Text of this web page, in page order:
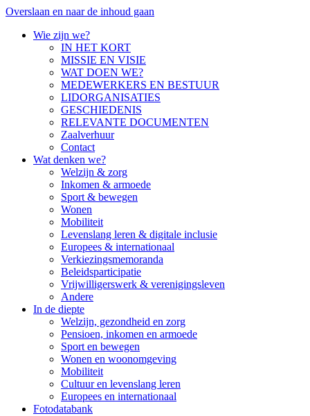
Overslaan en naar de inhoud gaan
Wie zijn we?
IN HET KORT
MISSIE EN VISIE
WAT DOEN WE?
MEDEWERKERS EN BESTUUR
LIDORGANISATIES
GESCHIEDENIS
RELEVANTE DOCUMENTEN
Zaalverhuur
Contact
Wat denken we?
Welzijn & zorg
Inkomen & armoede
Sport & bewegen
Wonen
Mobiliteit
Levenslang leren & digitale inclusie
Europees & internationaal
Verkiezingsmemoranda
Beleidsparticipatie
Vrijwilligerswerk & verenigingsleven
Andere
In de diepte
Welzijn, gezondheid en zorg
Pensioen, inkomen en armoede
Sport en bewegen
Wonen en woonomgeving
Mobiliteit
Cultuur en levenslang leren
Europees en internationaal
Fotodatabank